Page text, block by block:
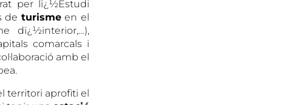
per lï¿½Estudi
de turismeen el
dï¿½interior,…),
comarcals i
amb el
territori aprofiti el